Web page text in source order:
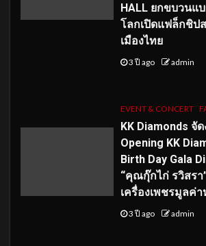
HALL ยกขบวนแ
โลกเปิดแฟล็กชิป
เมืองไทย
3 ปี ago admin
EVENT & CONCERT
KK Diamonds จั
Opening KK
Birth Day Gala
“คุณกุ๊กไก่ รวิสรา
เครื่องเพชรมูลค่
3 ปี ago admin